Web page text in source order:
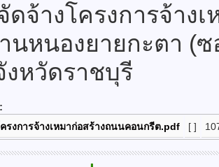
ดจ้างโครงการจ้าง
นหนองยายกะตา (ซ
งหวัดราชบุรี
รงการจ้างเหมาก่อสร้างถนนคอนกรีต.pdf [ ]